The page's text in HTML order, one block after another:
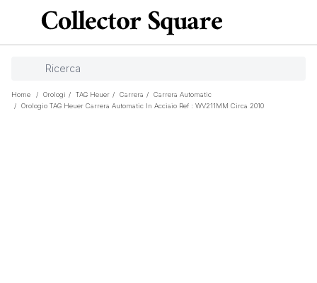
Home / Orologi / TAG Heuer / Carrera /
Carrera Automatic
/
Orologio TAG Heuer Carrera Automatic In Acciaio Ref : WV211MM Circa 2010